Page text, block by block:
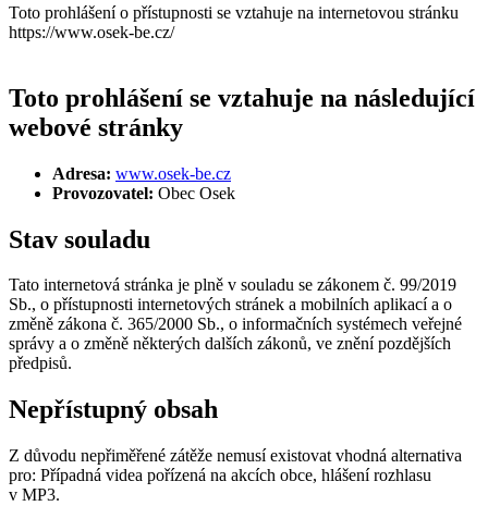
Toto prohlášení o přístupnosti se vztahuje na internetovou stránku
https://www.osek-be.cz/
Toto prohlášení se vztahuje na následující
webové stránky
Adresa: www.osek-be.cz
Provozovatel: Obec Osek
Stav souladu
Tato internetová stránka je plně v souladu se zákonem č. 99/2019
Sb., o přístupnosti internetových stránek a mobilních aplikací a o
změně zákona č. 365/2000 Sb., o informačních systémech veřejné
správy a o změně některých dalších zákonů, ve znění pozdějších
předpisů.
Nepřístupný obsah
Z důvodu nepřiměřené zátěže nemusí existovat vhodná alternativa
pro: Případná videa pořízená na akcích obce, hlášení rozhlasu
v MP3.